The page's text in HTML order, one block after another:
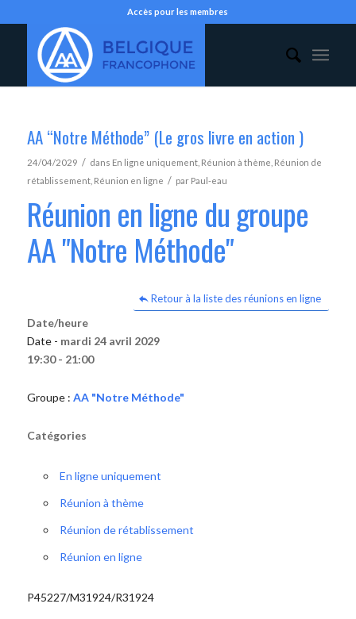
Accès pour les membres
AA “Notre Méthode” (Le gros livre en action )
24/04/2029 / dans En ligne uniquement, Réunion à thème Réunion de
rétablissement, Réunion en ligne / par Paul-eau
Réunion en ligne du groupe
AA "Notre Méthode"
Retour à la liste des réunions en ligne
Date/heure
Date - mardi 24 avril 2029
19:30 - 21:00
Groupe : AA "Notre Méthode"
Catégories
En ligne uniquement
Réunion à thème
Réunion de rétablissement
Réunion en ligne
P45227/M31924/R31924